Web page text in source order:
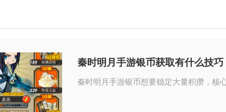
秦时明月手游银币获取有什么技巧